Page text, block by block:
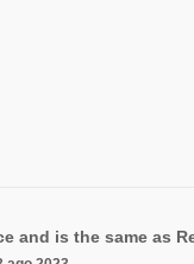
and is the same as